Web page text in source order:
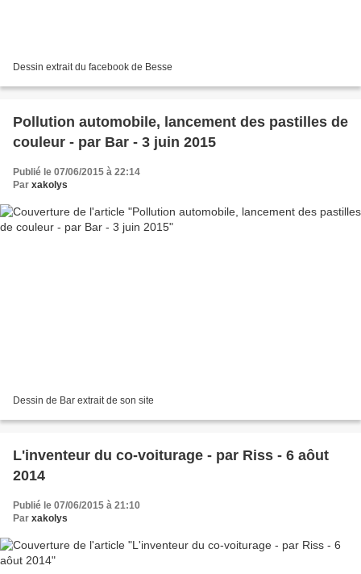
Dessin extrait du facebook de Besse
Pollution automobile, lancement des pastilles de
couleur - par Bar - 3 juin 2015
Publié le 07/06/2015 à 22:14
Par xakolys
Dessin de Bar extrait de son site
L'inventeur du co-voiturage - par Riss - 6 aôut
2014
Publié le 07/06/2015 à 21:10
Par xakolys